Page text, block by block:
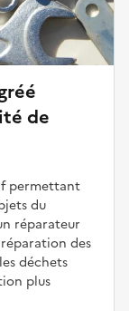
de
permettant
du
réparateur
des
déchets
plus